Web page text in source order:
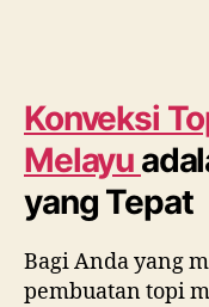
Konveksi
Melayu
yang Tepat
Bagi Anda yang
pembuatan topi